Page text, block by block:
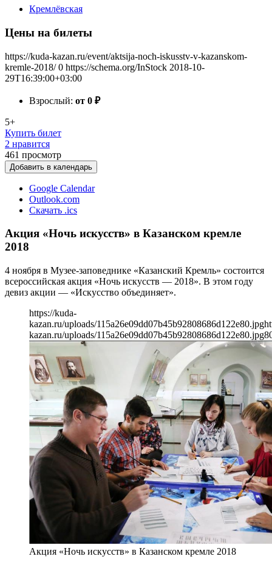
Кремлёвская
Цены на билеты
https://kuda-kazan.ru/event/aktsija-noch-iskusstv-v-kazanskom-
kremle-2018/ 0 https://schema.org/InStock 2018-10-
29T16:39:00+03:00
Взрослый: от 0 ₽
5+
Купить билет
2 нравится
461 просмотр
Добавить в календарь
Google Calendar
Outlook.com
Скачать .ics
Акция «Ночь искусств» в Казанском кремле
2018
4 ноября в Музее-заповеднике «Казанский Кремль» состоится
всероссийская акция «Ночь искусств — 2018». В этом году
девиз акции — «Искусство объединяет».
https://kuda-
kazan.ru/uploads/115a26e09dd07b45b92808686d122e80.jpg
kazan.ru/uploads/115a26e09dd07b45b92808686d122e80.jpg
Акция «Ночь искусств» в Казанском кремле 2018